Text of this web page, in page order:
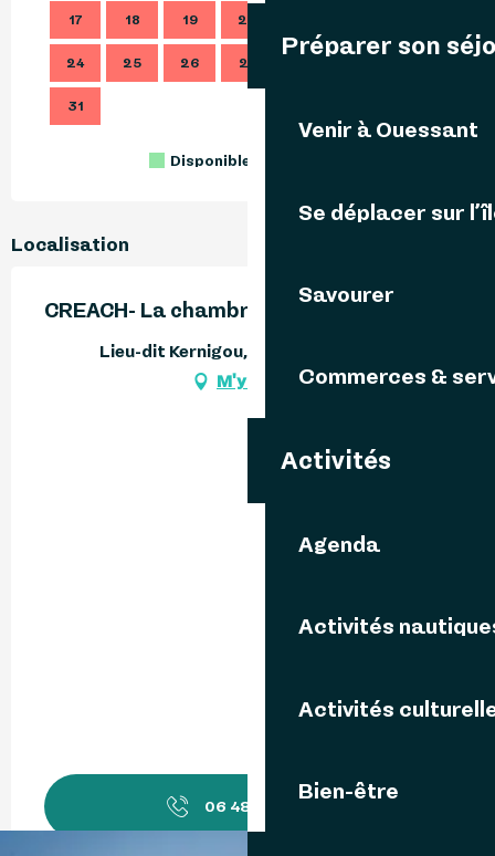
Préparer son
Venir à Ouessant
Se déplacer sur
Savourer
Commerces &
Activités
Agenda
Activités
Activités
Bien-être
17 18 19 20
24 25 26 27
31
Disponible
Localisation
CREACH- La chambre Neige d'Ecume
Lieu-dit Kernigou, 29242 Ouessant
M'y rendre
06 48 08 32